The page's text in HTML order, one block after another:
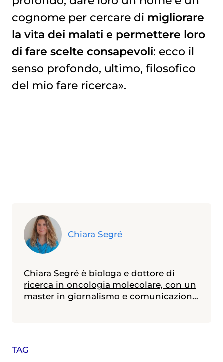
TAG
cognome per cercare di migliorare
la vita dei malati e permettere loro
di fare scelte consapevoli: ecco il
senso profondo, ultimo, filosofico
del mio fare ricerca».
Chiara Segré
Chiara Segré è biologa e dottore di
ricerca in oncologia molecolare, con un
master in giornalismo e comunicazione
Scientifica della Fondazione Umberto